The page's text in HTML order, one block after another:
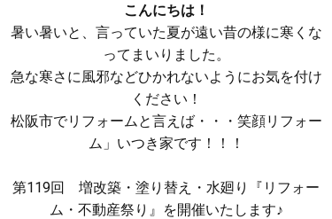
こんにちは！
暑い暑いと、言っていた夏が遠い昔の様に寒くな
ってまいりました。
急な寒さに風邪などひかれないようにお気を付け
ください！
松阪市でリフォームと言えば・・・笑顔リフォー
ム」いつき家です！！！
第119回 増改築・塗り替え・水廻り『リフォー
ム・不動産祭り』を開催いたします♪